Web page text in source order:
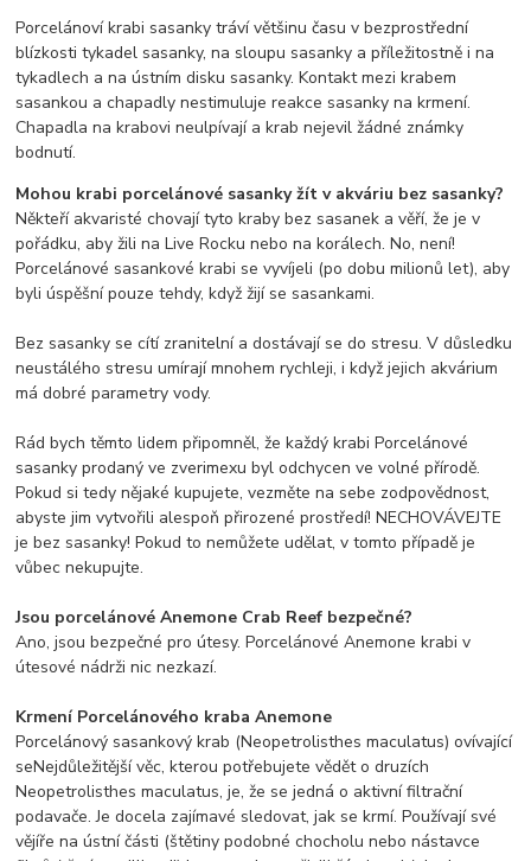
Porcelánoví krabi sasanky tráví většinu času v bezprostřední
blízkosti tykadel sasanky, na sloupu sasanky a příležitostně i na
tykadlech a na ústním disku sasanky. Kontakt mezi krabem
sasankou a chapadly nestimuluje reakce sasanky na krmení.
Chapadla na krabovi neulpívají a krab nejevil žádné známky
bodnutí.
Mohou krabi porcelánové sasanky žít v akváriu bez sasanky?
Někteří akvaristé chovají tyto kraby bez sasanek a věří, že je v
pořádku, aby žili na Live Rocku nebo na korálech. No, není!
Porcelánové sasankové krabi se vyvíjeli (po dobu milionů let), aby
byli úspěšní pouze tehdy, když žijí se sasankami.
Bez sasanky se cítí zranitelní a dostávají se do stresu. V důsledku
neustálého stresu umírají mnohem rychleji, i když jejich akvárium
má dobré parametry vody.
Rád bych těmto lidem připomněl, že každý krabi Porcelánové
sasanky prodaný ve zverimexu byl odchycen ve volné přírodě.
Pokud si tedy nějaké kupujete, vezměte na sebe zodpovědnost,
abyste jim vytvořili alespoň přirozené prostředí! NECHOVÁVEJTE
je bez sasanky! Pokud to nemůžete udělat, v tomto případě je
vůbec nekupujte.
Jsou porcelánové Anemone Crab Reef bezpečné?
Ano, jsou bezpečné pro útesy. Porcelánové Anemone krabi v
útesové nádrži nic nezkazí.
Krmení Porcelánového kraba Anemone
Porcelánový sasankový krab (Neopetrolisthes maculatus) ovívající
seNejdůležitější věc, kterou potřebujete vědět o druzích
Neopetrolisthes maculatus, je, že se jedná o aktivní filtrační
podavače. Je docela zajímavé sledovat, jak se krmí. Používají své
vějíře na ústní části (štětiny podobné chocholu nebo nástavce